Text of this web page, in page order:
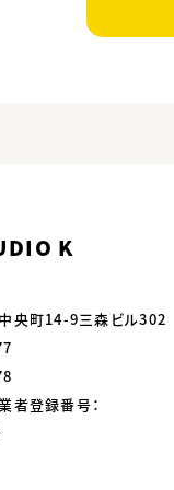
K
央町14-9三森ビル302
者登録番号：